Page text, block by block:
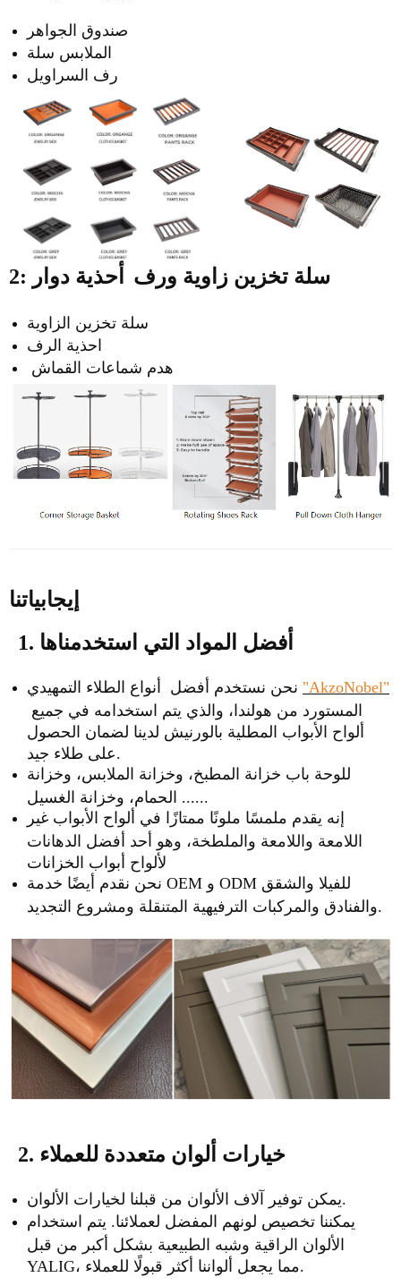
صندوق الجواهر
الملابس سلة
رف السراويل
2: سلة تخزين زاوية ورف أحذية دوار
سلة تخزين الزاوية
احذية الرف
هدم شماعات القماش
إيجابياتنا
1. أفضل المواد التي استخدمناها
"AkzoNobel"
ألواح الأبواب المطلية بالورنيش لدينا لضمان الحصول
للوحة باب خزانة المطبخ، وخزانة الملابس، وخزانة
إنه يقدم ملمسًا ملونًا ممتازًا في ألواح الأبواب غير
اللامعة واللامعة والملطخة، وهو أحد أفضل الدهانات
لألواح أبواب الخزانات
نحن نقدم أيضًا خدمة OEM و ODM للفيلا والشقق
2. خيارات ألوان متعددة للعملاء
يمكن توفير آلاف الألوان من قبلنا لخيارات الألوان.
يمكننا تخصيص لونهم المفضل لعملائنا. يتم استخدام
الألوان الراقية وشبه الطبيعية بشكل أكبر من قبل